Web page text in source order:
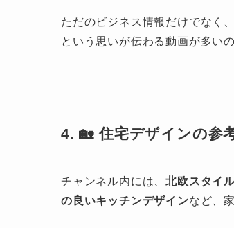
ただのビジネス情報だけでなく
という思いが伝わる動画が多い
4. 🏡 住宅デザインの参
チャンネル内には、北欧スタイ
の良いキッチンデザインなど、